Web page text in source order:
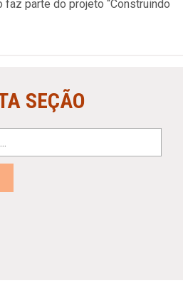
parte do projeto “Construindo
SEÇÃO